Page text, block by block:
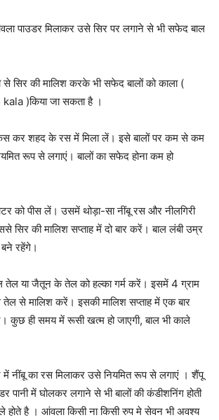
पाउडर मिलाकर उसे सिर पर लगाने से भी सफेद बाल
से सिर की मालिश करके भी सफेद बालों को काला (
)किया जा सकता है ।
कर शहद के रस में मिला लें। इसे बालों पर कम से कम
रूप से लगाएं। बालों का सफेद होना कम हो
को पीस लें। उसमें थोड़ा-सा नींबू रस और नीलगिरी
सिर की मालिश सप्ताह में दो बार करें। बाल लंबी उम्र
रहेंगे।
तेल या जैतून के तेल को हल्का गर्म करें। इसमें 4 ग्राम
तेल से मालिश करें। इसकी मालिश सप्ताह में एक बार
कुछ ही समय में रूसी खत्म हो जाएगी, बाल भी काले
नींबू का रस मिलाकर उसे नियमित रूप से लगाएं । शैंपू
पानी में घोलकर लगाने से भी बालों की कंडीशनिंग होती
होते है । आंवला किसी ना किसी रुप मे सेवन भी अवश्य